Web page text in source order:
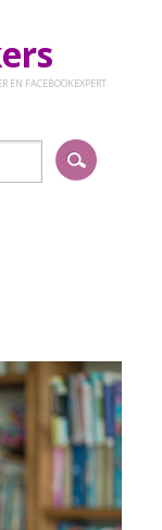
EN FACEBOOKEXPERT